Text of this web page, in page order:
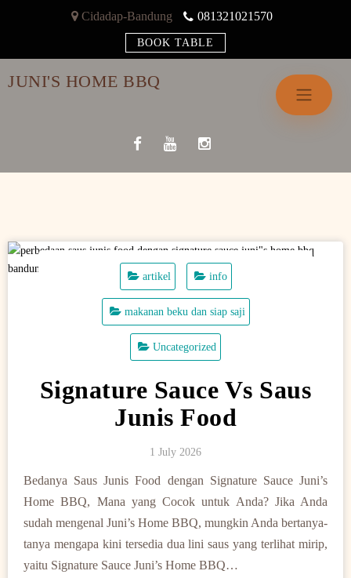
Cidadap-Bandung 081321021570
BOOK TABLE
JUNI'S HOME BBQ
artikel info
makanan beku dan siap saji
Uncategorized
Signature Sauce Vs Saus
Junis Food
1 July 2026
Bedanya Saus Junis Food dengan Signature Sauce Juni’s
Home BBQ, Mana yang Cocok untuk Anda? Jika Anda
sudah mengenal Juni’s Home BBQ, mungkin Anda bertanya-
tanya mengapa kini tersedia dua lini saus yang terlihat mirip,
yaitu Signature Sauce Juni’s Home BBQ…